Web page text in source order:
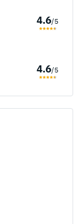
4.6/5
4.6/5